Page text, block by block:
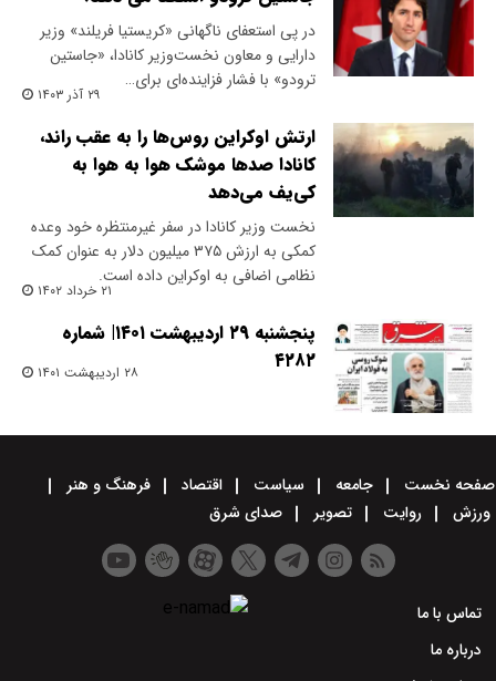
در پی استعفای ناگهانی «کریستیا فریلند» وزیر
دارایی و معاون نخست‌وزیر کانادا، «جاستین
ترودو» با فشار فزاینده‌ای برای…
۲۹ آذر ۱۴۰۳
ارتش اوکراین روس‌ها را به عقب راند،
کانادا صدها موشک هوا به هوا به
کی‌یف می‌دهد
نخست وزیر کانادا در سفر غیرمنتظره خود وعده
کمکی به ارزش ۳۷۵ میلیون دلار به عنوان کمک
نظامی اضافی به اوکراین داده است.
۲۱ خرداد ۱۴۰۲
پنجشنبه ۲۹ اردیبهشت ۱۴۰۱| شماره
۴۲۸۲
۲۸ اردیبهشت ۱۴۰۱
صفحه نخست جامعه سیاست اقتصاد
فرهنگ و هنر
ورزش
روایت تصویر صدای شرق
تماس با ما
درباره ما